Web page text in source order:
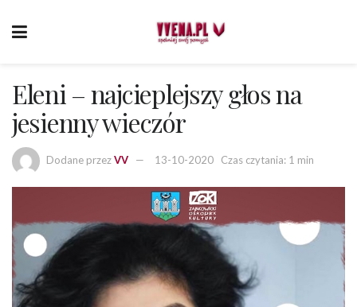
Eleni – najcieplejszy głos na
jesienny wieczór
Dodane przezVV 13-10-2020 Czas czytania: 1 min